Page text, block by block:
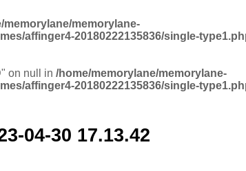
memorylane/memorylane-
affinger4-20180222135836/single-
on null in /home/memorylane/memorylane-
affinger4-20180222135836/single-
04-30 17.13.42